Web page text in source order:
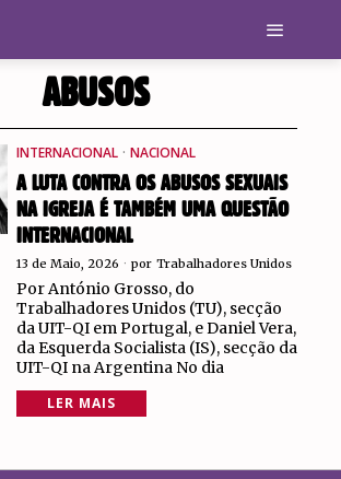
ABUSOS
INTERNACIONAL · NACIONAL
A LUTA CONTRA OS ABUSOS SEXUAIS
NA IGREJA É TAMBÉM UMA QUESTÃO
INTERNACIONAL
13 de Maio, 2026 por Trabalhadores Unidos
Por António Grosso, do
Trabalhadores Unidos (TU), secção
da UIT-QI em Portugal, e Daniel Vera,
da Esquerda Socialista (IS), secção da
UIT-QI na Argentina No dia
LER MAIS